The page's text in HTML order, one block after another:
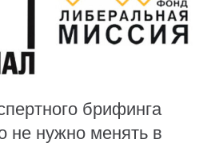
брифинга
не нужно менять в